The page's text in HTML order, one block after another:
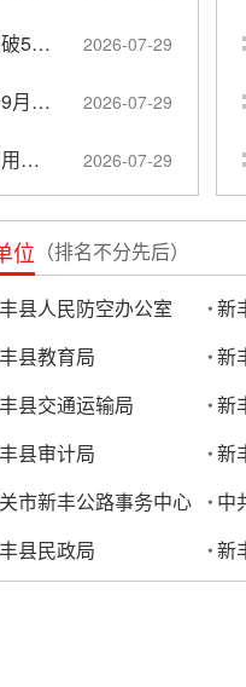
贵州数据产业相关经营主体突破5.6万家 2026-07-29
《福建省社会信用条例》将于9月16日起施行 2026-07-29
公安部：今年上半年共侦办利用AI工具生成网络谣言案件170余起 2026-07-29
位 （排名不分先后）
县人民防空办公室
县教育局
县交通运输局
县审计局
市新丰公路事务中心
县民政局
新
新
新